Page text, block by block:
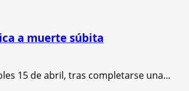
a muerte súbita
15 de abril, tras completarse una...